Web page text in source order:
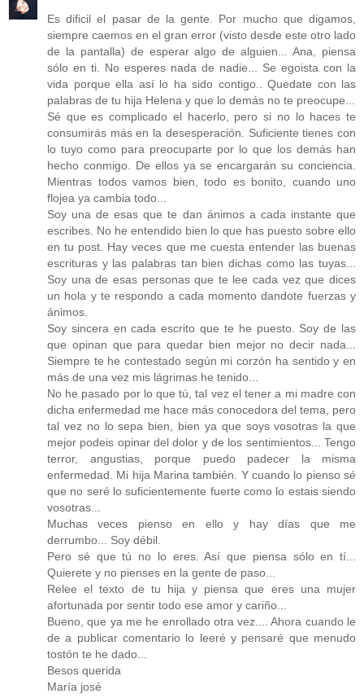
Es dificil el pasar de la gente. Por mucho que digamos,
siempre caemos en el gran error (visto desde este otro lado
de la pantalla) de esperar algo de alguien... Ana, piensa
sólo en ti. No esperes nada de nadie... Se egoista con la
vida porque ella así lo ha sido contigo.. Quedate con las
palabras de tu hija Helena y que lo demás no te preocupe...
Sé que es complicado el hacerlo, pero si no lo haces te
consumirás más en la desesperación. Suficiente tienes con
lo tuyo como para preocuparte por lo que los demás han
hecho conmigo. De ellos ya se encargarán su conciencia.
Mientras todos vamos bien, todo es bonito, cuando uno
flojea ya cambia todo...
Soy una de esas que te dan ánimos a cada instante que
escribes. No he entendido bien lo que has puesto sobre ello
en tu post. Hay veces que me cuesta entender las buenas
escrituras y las palabras tan bien dichas como las tuyas...
Soy una de esas personas que te lee cada vez que dices
un hola y te respondo a cada momento dandote fuerzas y
ánimos.
Soy sincera en cada escrito que te he puesto. Soy de las
que opinan que para quedar bien mejor no decir nada...
Siempre te he contestado según mi corzón ha sentido y en
más de una vez mis lágrimas he tenido...
No he pasado por lo que tú, tal vez el tener a mi madre con
dicha enfermedad me hace más conocedora del tema, pero
tal vez no lo sepa bien, bien ya que soys vosotras la que
mejor podeis opinar del dolor y de los sentimientos... Tengo
terror, angustias, porque puedo padecer la misma
enfermedad. Mi hija Marina también. Y cuando lo pienso sé
que no seré lo suficientemente fuerte como lo estais siendo
vosotras...
Muchas veces pienso en ello y hay días que me
derrumbo... Soy débil.
Pero sé que tú no lo eres. Así que piensa sólo en tí...
Quierete y no pienses en la gente de paso...
Relee el texto de tu hija y piensa que eres una mujer
afortunada por sentir todo ese amor y cariño...
Bueno, que ya me he enrollado otra vez.... Ahora cuando le
de a publicar comentario lo leeré y pensaré que menudo
tostón te he dado...
Besos querida
María josé